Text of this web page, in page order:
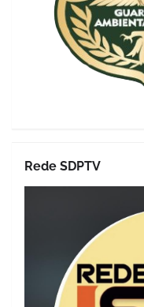
Rede SDPTV